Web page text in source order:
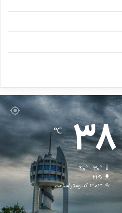
38
℃
40º - 30º
21%
3.03 کیلومتر/ساعت